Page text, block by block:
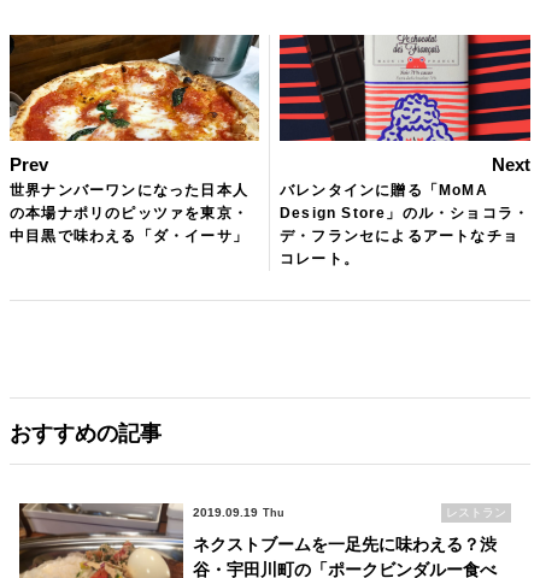
Prev
世界ナンバーワンになった日本人
の本場ナポリのピッツァを東京・
中目黒で味わえる「ダ・イーサ」
Next
バレンタインに贈る「MoMA
Design Store」のル・ショコラ・
デ・フランセによるアートなチョ
コレート。
おすすめの記事
2019.09.19 Thu レストラン
ネクストブームを一足先に味わえる？渋
谷・宇田川町の「ポークビンダルー食べ